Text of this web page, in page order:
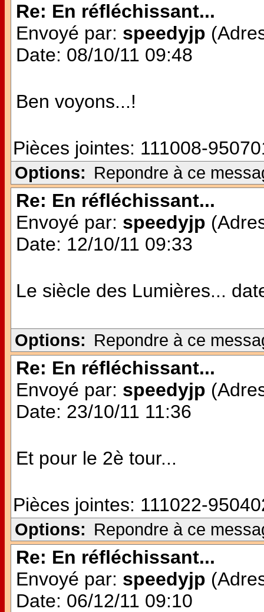
Re: En réfléchissant...
Envoyé par: speedyjp
Date: 08/10/11 09:48
Ben voyons...!
Pièces jointes: 111008-
Options: Repondre à ce
Re: En réfléchissant...
Envoyé par: speedyjp
Date: 12/10/11 09:33
Le siècle des Lumières...
Options: Repondre à ce
Re: En réfléchissant...
Envoyé par: speedyjp
Date: 23/10/11 11:36
Et pour le 2è tour...
Pièces jointes: 111022-
Options: Repondre à ce
Re: En réfléchissant...
Envoyé par: speedyjp
Date: 06/12/11 09:10